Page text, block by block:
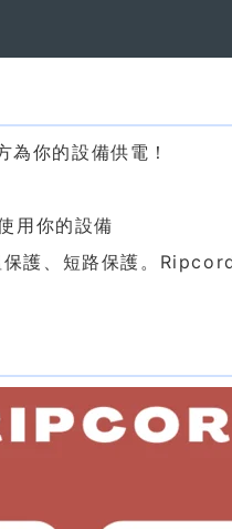
你的設備供電！
用你的設備
護、短路保護。